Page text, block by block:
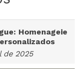
Homenageie
de 2025